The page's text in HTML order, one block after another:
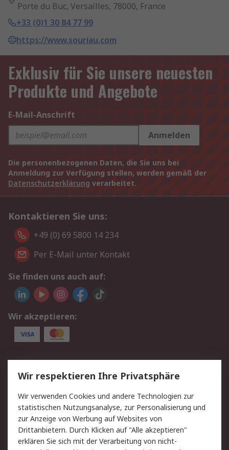
Porte du Buc, Versailles, 78000, France
+33 (0)1 30 84 77 99
https://www.souriau.com
Exklusiv für Sie unsere neuesten
Produkte und Angebote
E-Mail-Anschrift
Anmelden
Die personenbezogenen Daten, die Sie uns bei
Anmeldung zur Verfügung stellen, werden gemäß der
Datenschutzerklärung verarbeitet.
Kontaktieren Sie uns:
+49 (0) 69 5800 14 234
Per E-Mail unter Kontakt
Sie finden uns auch auf:
Wir akzeptieren:
Service
Value Added Services
Lieferlösungen
Rücksendungen
Kontakt
Hilfe
Privatkunden
Rechtliches
Wir respektieren Ihre Privatsphäre
Wir verwenden Cookies und andere Technologien zur
statistischen Nutzungsanalyse, zur Personalisierung und
zur Anzeige von Werbung auf Websites von
Drittanbietern. Durch Klicken auf "Alle akzeptieren"
erklären Sie sich mit der Verarbeitung von nicht-